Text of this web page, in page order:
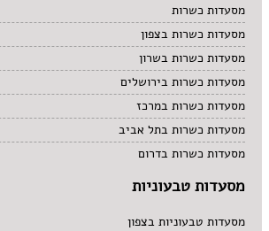
מסעדות כשרות
מסעדות כשרות בצפון
מסעדות כשרות בשרון
מסעדות כשרות בירושלים
מסעדות כשרות במרכז
מסעדות כשרות בתל אביב
מסעדות כשרות בדרום
מסעדות טבעוניות
מסעדות טבעוניות בצפון